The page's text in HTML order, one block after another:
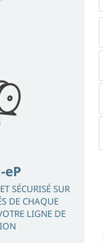
eP
SÉCURISÉ SUR
DE CHAQUE
LIGNE DE